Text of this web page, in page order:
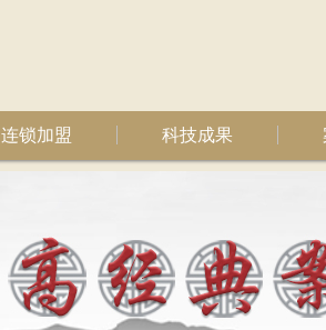
连锁加盟 科技成果